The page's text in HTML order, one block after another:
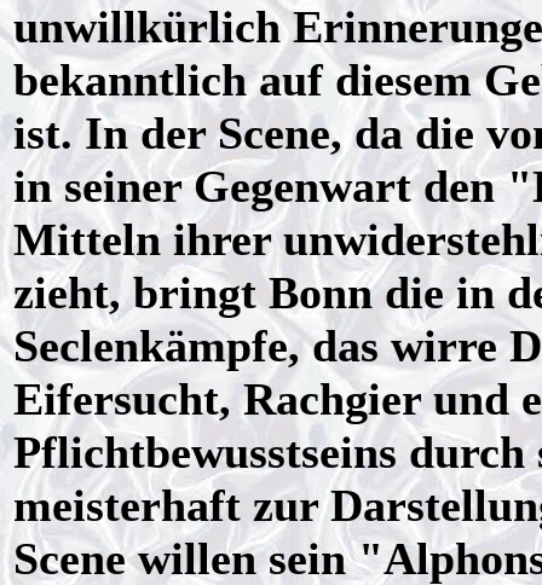
unwillkürlich
bekanntlich auf diesem
ist. In der Scene, da die
in seiner Gegenwart den
Mitteln ihrer
zieht, bringt Bonn die in
Seclenkämpfe, das wirre
Eifersucht, Rachgier und
Pflichtbewusstseins durch
meisterhaft zur
Scene willen sein